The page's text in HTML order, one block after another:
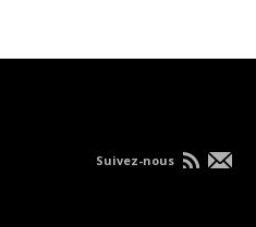
Suivez-nous